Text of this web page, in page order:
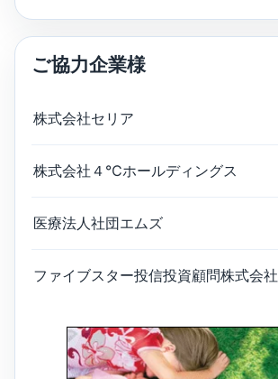
ご協力企業様
株式会社セリア
株式会社４℃ホールディングス
医療法人社団エムズ
ファイブスター投信投資顧問株式会社